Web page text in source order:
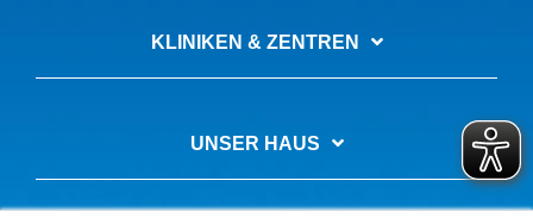
KLINIKEN & ZENTREN
UNSER HAUS